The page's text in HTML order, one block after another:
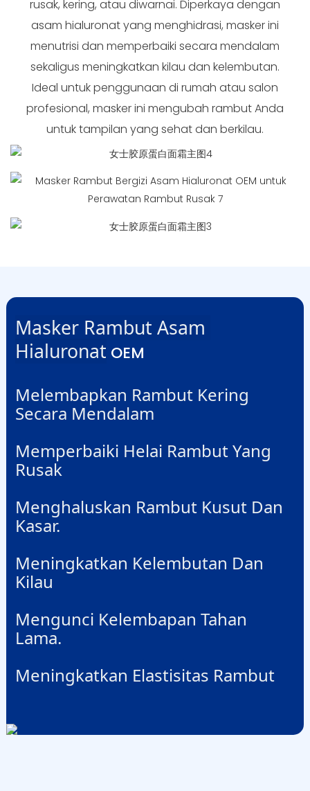
rusak, kering, atau diwarnai. Diperkaya dengan
asam hialuronat yang menghidrasi, masker ini
menutrisi dan memperbaiki secara mendalam
sekaligus meningkatkan kilau dan kelembutan.
Ideal untuk penggunaan di rumah atau salon
profesional, masker ini mengubah rambut Anda
untuk tampilan yang sehat dan berkilau.
Masker Rambut Asam
Hialuronat OEM
Melembapkan Rambut Kering
Secara Mendalam
Memperbaiki Helai Rambut Yang
Rusak
Menghaluskan Rambut Kusut Dan
Kasar.
Meningkatkan Kelembutan Dan
Kilau
Mengunci Kelembapan Tahan
Lama.
Meningkatkan Elastisitas Rambut